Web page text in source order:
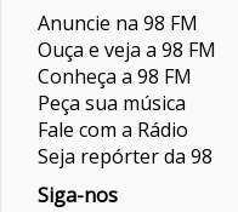
Anuncie na 98 FM
Ouça e veja a 98 FM
Conheça a 98 FM
Peça sua música
Fale com a Rádio
Seja repórter da 98
Siga-nos